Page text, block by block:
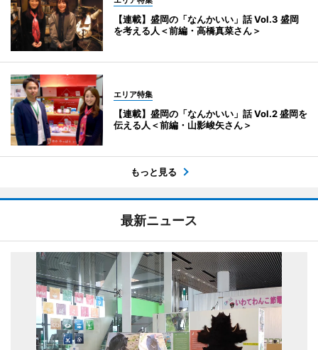
【連載】盛岡の「なんかいい」話 Vol.3 盛岡
を考える人＜前編・高橋真菜さん＞
エリア特集
【連載】盛岡の「なんかいい」話 Vol.2 盛岡を
伝える人＜前編・山影峻矢さん＞
もっと見る
最新ニュース